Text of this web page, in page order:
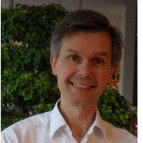
Dans Romance
Romances
2026
6 Juil 2026
littérature